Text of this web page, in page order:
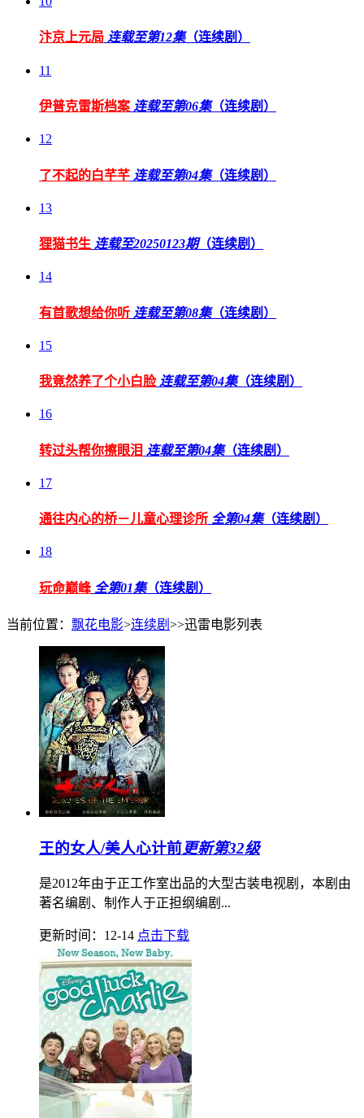
汴京上元局 连载至第12集（连续剧）
11
伊普克雷斯档案 连载至第06集（连续剧）
12
了不起的白芊芊 连载至第04集（连续剧）
13
狸猫书生 连载至20250123期（连续剧）
14
有首歌想给你听 连载至第08集（连续剧）
15
我竟然养了个小白脸连载至第04集（连续剧）
16
转过头帮你擦眼泪 连载至第04集（连续剧）
17
通往内心的桥－儿童心理诊所 全第04集（连续剧）
18
玩命巅峰全第01集（连续剧）
当前位置： 飘花电影>连续剧 >>迅雷电影列表
王的女人/美人心计前更新第32级
是2012年由于正工作室出品的大型古装电视剧，本剧由
著名编剧、制作人于正担纲编剧...
更新时间：12-14 点击下载